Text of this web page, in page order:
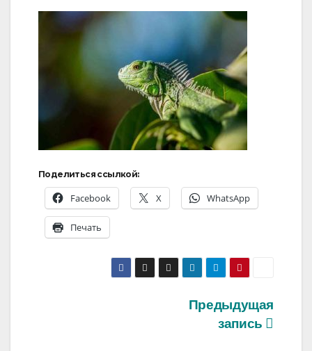
Поделиться ссылкой:
Facebook X WhatsApp
Печать
Предыдущая
запись